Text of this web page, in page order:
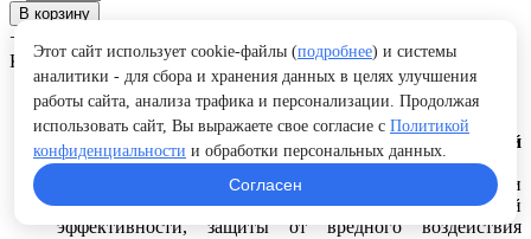
В корзину
+
Купить в 1 клик Отложить Сравнить
Упаковка
Упаковка является важной частью готовой
продукции.
При выборе упаковки продукции основными вопросами
являются: определение ее наибольшей экономической
эффективности, защиты от вредного воздействия
Этот сайт использует cookie-файлы (подробнее) и системы
аналитики - для сбора и хранения данных в целях улучшения
работы сайта, анализа трафика и персонализации. Продолжая
использовать сайт, Вы выражаете свое согласие с Политикой
конфиденциальности и обработки персональных данных.
Согласен